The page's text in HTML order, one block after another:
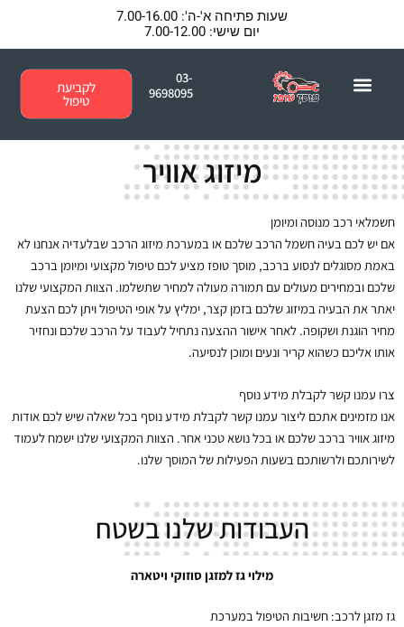
שעות פתיחה א'-ה': 7.00-16.00
יום שישי: 7.00-12.00
03-
9698095
לקביעת
טיפול
מיזוג אוויר
חשמלאי רכב מנוסה ומיומן
אם יש לכם בעיה חשמל הרכב שלכם או במערכת מיזוג הרכב שבלעדיה אנחנו לא
באמת מסוגלים לנסוע ברכב, מוסך טופז מציע לכם טיפול מקצועי ומיומן ברכב
שלכם ובמחירים מעולים עם תמורה מעולה למחיר שתשלמו. הצוות המקצועי שלנו
יאתר את הבעיה במיזוג שלכם בזמן קצר, ימליץ על אופי הטיפול ויתן לכם הצעת
מחיר הוגנת ושקופה. לאחר אישור ההצעה נתחיל לעבוד על הרכב שלכם ונחזיר
אותו אליכם כשהוא קריר ונעים ומוכן לנסיעה.
צרו עמנו קשר לקבלת מידע נוסף
אנו מזמינים אתכם ליצור עמנו קשר לקבלת מידע נוסף בכל שאלה שיש לכם אודות
מיזוג אוויר ברכב שלכם או בכל נושא טכני אחר. הצוות המקצועי שלנו ישמח לעמוד
לשירותכם ולרשותכם בשעות הפעילות של המוסך שלנו.
העבודות שלנו בשטח
מילוי גז למזגן סוזוקי ויטארה
גז מזגן לרכב: חשיבות הטיפול במערכת